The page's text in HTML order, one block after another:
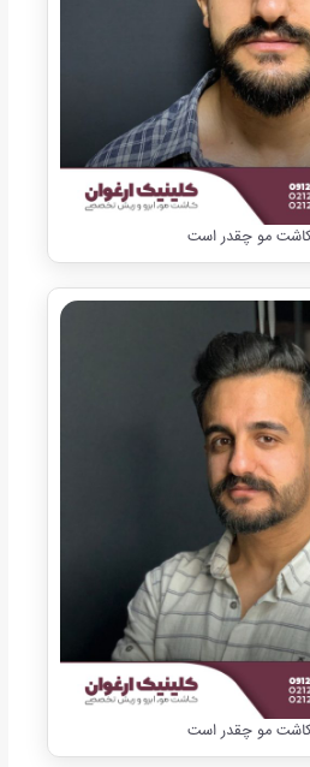
مو چقدر است
مو چقدر است